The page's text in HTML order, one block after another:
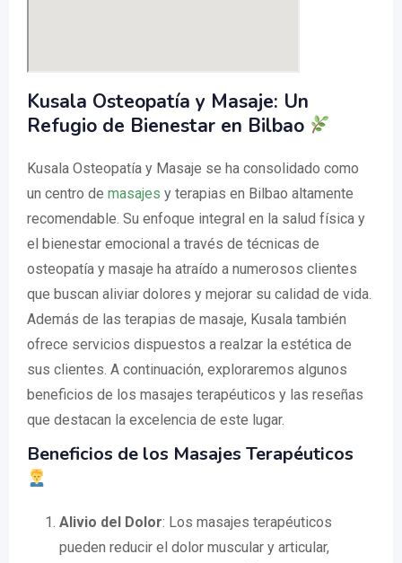
Kusala Osteopatía y Masaje: Un
Refugio de Bienestar en Bilbao
Kusala Osteopatía y Masaje se ha consolidado como
un centro de masajes y terapias en Bilbao altamente
recomendable. Su enfoque integral en la salud física y
el bienestar emocional a través de técnicas de
osteopatía y masaje ha atraído a numerosos clientes
que buscan aliviar dolores y mejorar su calidad de vida.
Además de las terapias de masaje, Kusala también
ofrece servicios dispuestos a realzar la estética de
sus clientes. A continuación, exploraremos algunos
beneficios de los masajes terapéuticos y las reseñas
que destacan la excelencia de este lugar.
Beneficios de los Masajes Terapéuticos
Alivio del Dolor: Los masajes terapéuticos
pueden reducir el dolor muscular y articular,